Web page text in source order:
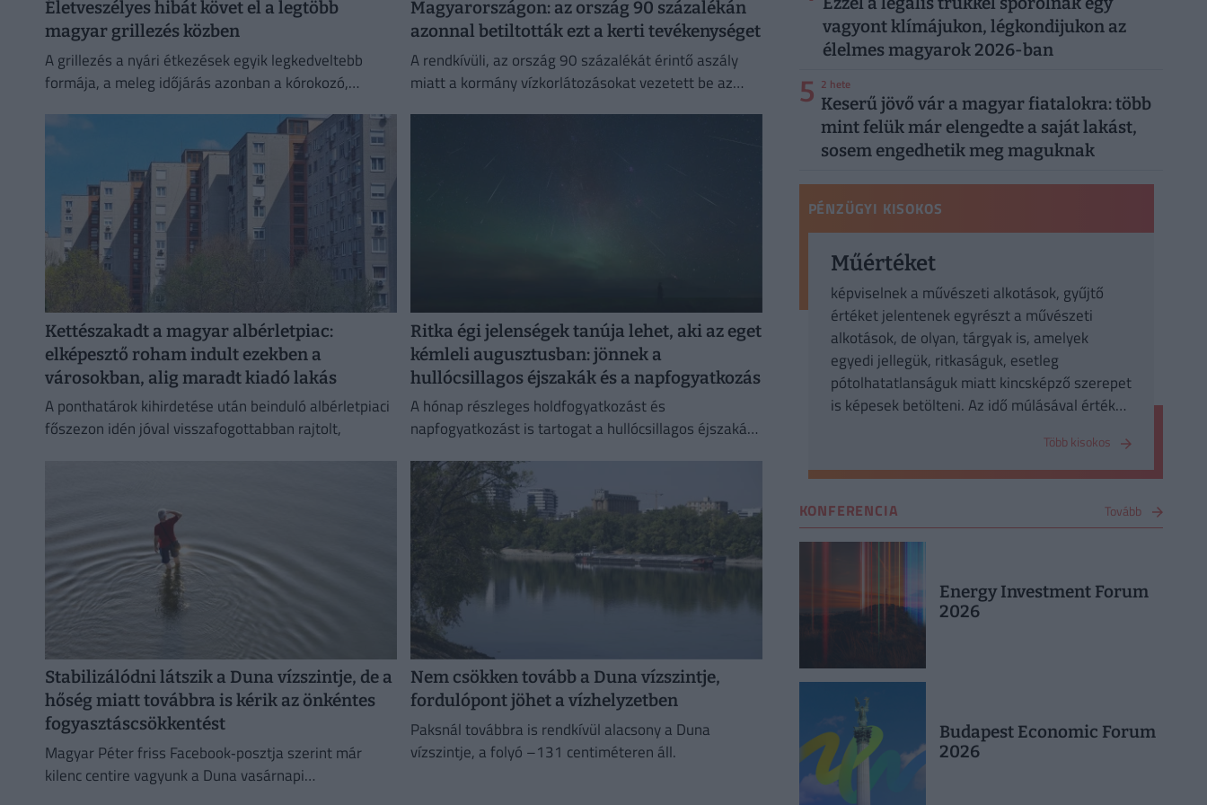
Életveszélyes hibát követ el a legtöbb
magyar grillezés közben
A grillezés a nyári étkezések egyik legkedveltebb
formája, a meleg időjárás azonban a kórokozó,
is kedvez.
Magyarországon: az ország 90 százalékán
azonnal betiltották ezt a kerti tevékenységet
A rendkívüli, az ország 90 százalékát érintő aszály
miatt a kormány vízkorlátozásokat vezetett be az
Kettészakadt a magyar albérletpiac:
elképesztő roham indult ezekben a
városokban, alig maradt kiadó lakás
A ponthatárok kihirdetése után beinduló albérletpiaci
főszezon idén jóval visszafogottabban rajtolt,
Ritka égi jelenségek tanúja lehet, aki az eget
kémleli augusztusban: jönnek a
hullócsillagos éjszakák és a napfogyatkozás
A hónap részleges holdfogyatkozást és
napfogyatkozást is tartogat a hullócsillagos éjszakák
Stabilizálódni látszik a Duna vízszintje, de a
hőség miatt továbbra is kérik az önkéntes
fogyasztáscsökkentést
Magyar Péter friss Facebook‑posztja szerint már
kilenc centire vagyunk a Duna vasárnapi
Nem csökken tovább a Duna vízszintje,
fordulópont jöhet a vízhelyzetben
Paksnál továbbra is rendkívül alacsony a Duna
vízszintje, a folyó –131 centiméteren áll.
vagyont klímájukon, légkondijukon az
élelmes magyarok 2026-ban
5 2 hete
Keserű jövő vár a magyar fiatalokra: több
mint felük már elengedte a saját lakást,
sosem engedhetik meg maguknak
PÉNZÜGYI KISOKOS
Műértéket
képviselnek a művészeti alkotások, gyűjtő
értéket jelentenek egyrészt a művészeti
alkotások, de olyan, tárgyak is, amelyek
egyedi jellegük, ritkaságuk, esetleg
pótolhatatlanságuk miatt kincsképző szerepet
is képesek betölteni. Az idő múlásával értékük
Több kisokos
KONFERENCIA Tovább
Energy Investment Forum
2026
Budapest Economic Forum
2026